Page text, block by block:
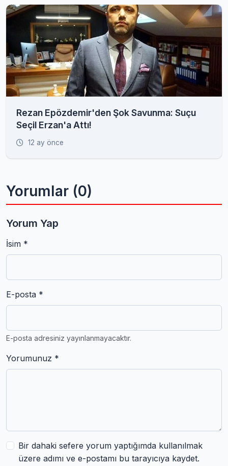
Rezan Epözdemir'den Şok Savunma: Suçu
Seçil Erzan'a Attı!
12 ay önce
Yorumlar (0)
Yorum Yap
İsim *
E-posta *
E-posta adresiniz yayınlanmayacaktır.
Yorumunuz *
Bir dahaki sefere yorum yaptığımda kullanılmak
üzere adımı ve e-postamı bu tarayıcıya kaydet.